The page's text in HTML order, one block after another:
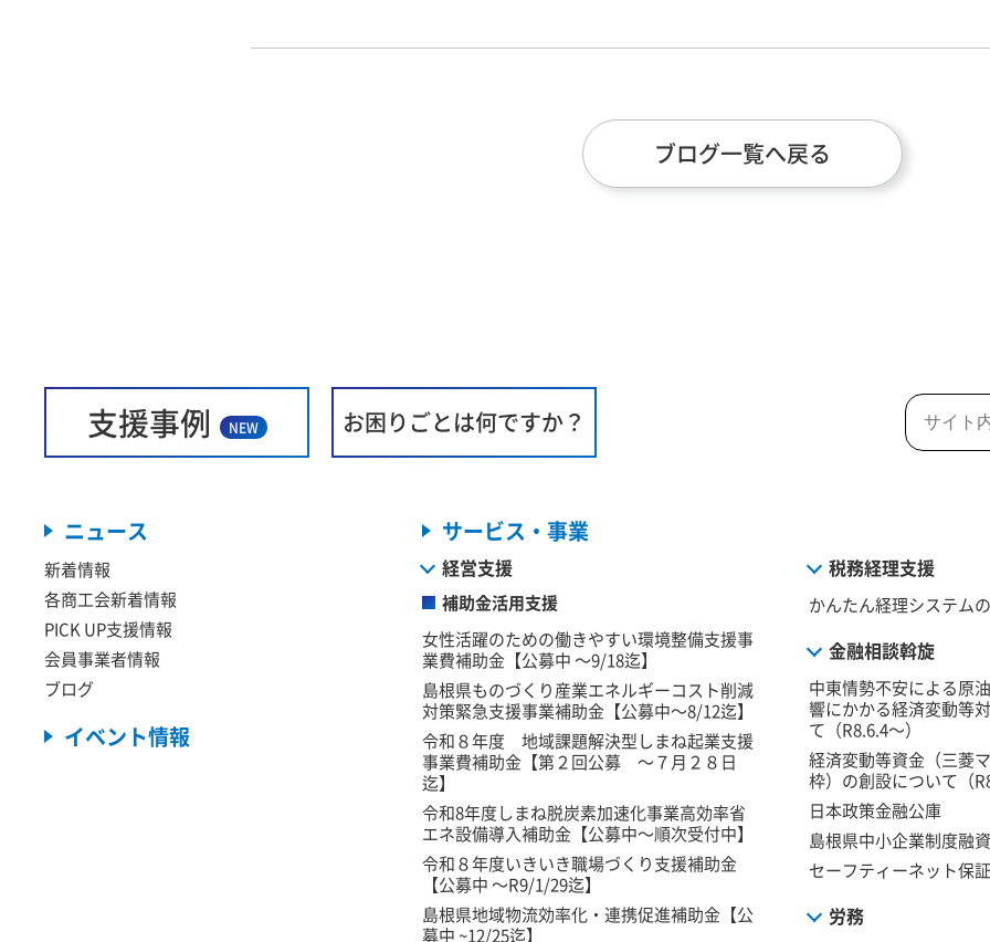
ブログ一覧へ戻る
支援事例 NEW お困りごとは何ですか？
ニュース
新着情報
各商工会新着情報
PICK UP支援情報
会員事業者情報
ブログ
イベント情報
サービス・事業
経営支援
補助金活用支援
女性活躍のための働きやすい環境整備支援事
業費補助金【公募中 ～9/18迄】
島根県ものづくり産業エネルギーコスト削減
対策緊急支援事業補助金【公募中～8/12迄】
令和８年度 地域課題解決型しまね起業支援
事業費補助金【第２回公募 ～７月２８日
迄】
令和8年度しまね脱炭素加速化事業高効率省
エネ設備導入補助金【公募中～順次受付中】
令和８年度いきいき職場づくり支援補助金
【公募中 ～R9/1/29迄】
島根県地域物流効率化・連携促進補助金【公
募中 ~12/25迄】
税務経理支援
かんたん経理システム
金融相談斡旋
中東情勢不安による原
響にかかる経済変動等
て（R8.6.4～）
経済変動等資金（三菱
枠）の創設について（
日本政策金融公庫
島根県中小企業制度融資
セーフティーネット保
労務